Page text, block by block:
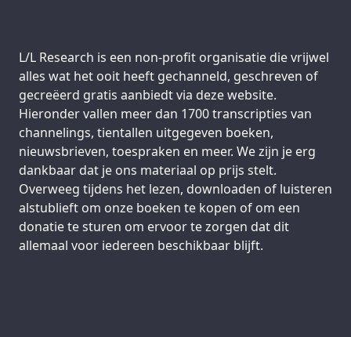
Support us:
L/L Research is een non-profit organisatie die vrijwel
alles wat het ooit heeft gechanneld, geschreven of
gecreëerd gratis aanbiedt via deze website.
Hieronder vallen meer dan 1700 transcripties van
channelings, tientallen uitgegeven boeken,
nieuwsbrieven, toespraken en meer. We zijn je erg
dankbaar dat je ons materiaal op prijs stelt.
Overweeg tijdens het lezen, downloaden of luisteren
alstublieft om onze boeken te kopen of om een
donatie te sturen om ervoor te zorgen dat dit
allemaal voor iedereen beschikbaar blijft.